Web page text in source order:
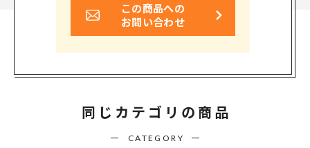
この商品への
お問い合わせ
同じカテゴリの商品
CATEGORY